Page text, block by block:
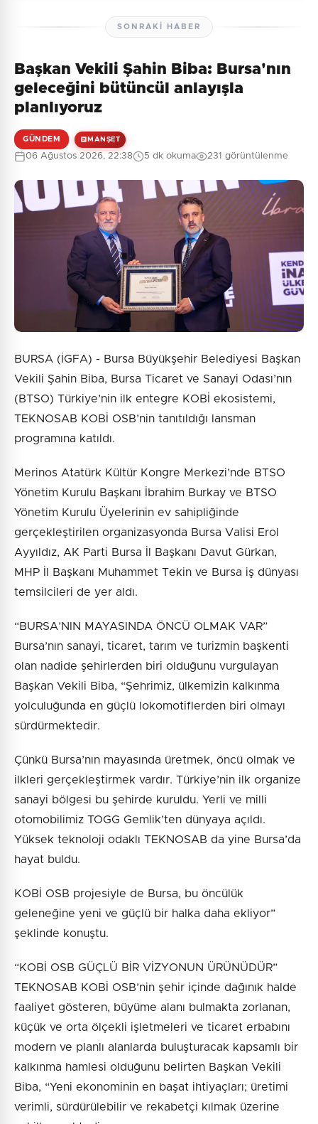
Güvenlik Sorusu:
2 + 8 = ?
Gönder
Henüz yorum yapılmamış. İlk yorumu siz yapın!
SONRAKI HABER
Başkan Vekili Şahin Biba: Bursa'nın
geleceğini bütüncül anlayışla
planlıyoruz
GÜNDEM MANŞET
06 Ağustos 2026, 22:38 5 dk okuma 231 görüntülenme
BURSA (İGFA) - Bursa Büyükşehir Belediyesi Başkan
Vekili Şahin Biba, Bursa Ticaret ve Sanayi Odası’nın
(BTSO) Türkiye’nin ilk entegre KOBİ ekosistemi,
TEKNOSAB KOBİ OSB’nin tanıtıldığı lansman
programına katıldı.
Merinos Atatürk Kültür Kongre Merkezi’nde BTSO
Yönetim Kurulu Başkanı İbrahim Burkay ve BTSO
Yönetim Kurulu Üyelerinin ev sahipliğinde
gerçekleştirilen organizasyonda Bursa Valisi Erol
Ayyıldız, AK Parti Bursa İl Başkanı Davut Gürkan,
MHP İl Başkanı Muhammet Tekin ve Bursa iş dünyası
temsilcileri de yer aldı.
“BURSA’NIN MAYASINDA ÖNCÜ OLMAK VAR”
Bursa’nın sanayi, ticaret, tarım ve turizmin başkenti
olan nadide şehirlerden biri olduğunu vurgulayan
Başkan Vekili Biba, “Şehrimiz, ülkemizin kalkınma
yolculuğunda en güçlü lokomotiflerden biri olmayı
sürdürmektedir.
Çünkü Bursa’nın mayasında üretmek, öncü olmak ve
ilkleri gerçekleştirmek vardır. Türkiye’nin ilk organize
sanayi bölgesi bu şehirde kuruldu. Yerli ve milli
otomobilimiz TOGG Gemlik’ten dünyaya açıldı.
Yüksek teknoloji odaklı TEKNOSAB da yine Bursa’da
hayat buldu.
KOBİ OSB projesiyle de Bursa, bu öncülük
geleneğine yeni ve güçlü bir halka daha ekliyor”
şeklinde konuştu.
“KOBİ OSB GÜÇLÜ BİR VİZYONUN ÜRÜNÜDÜR”
TEKNOSAB KOBİ OSB’nin şehir içinde dağınık halde
faaliyet gösteren, büyüme alanı bulmakta zorlanan,
küçük ve orta ölçekli işletmeleri ve ticaret erbabını
modern ve planlı alanlarda buluşturacak kapsamlı bir
kalkınma hamlesi olduğunu belirten Başkan Vekili
Biba, “Yeni ekonominin en başat ihtiyaçları; üretimi
verimli, sürdürülebilir ve rekabetçi kılmak üzerine